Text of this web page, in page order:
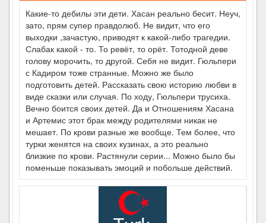
Какие-то дебилы эти дети. Хасан реально бесит. Неуч,
зато, прям супер правдолюб. Не видит, что его
выходки ,зачастую, приводят к какой-либо трагедии.
Слабак какой - то. То ревёт, то орёт. Тотодной деве
голову морочить, то другой. Себя не видит. Гюльпери
с Кадиром тоже странные. Можно же было
подготовить детей. Рассказать свою историю любви в
виде сказки или случая. По ходу, Гюльпери трусиха.
Вечно боится своих детей. Да и Отношениям Хасана
и Артемис этот брак между родителями никак не
мешает. По крови разные же вообще. Тем более, что
турки женятся на своих кузинах, а это реально
близкие по крови. Растянули серии... Можно было бы
поменьше показывать эмоций и побольше действий.